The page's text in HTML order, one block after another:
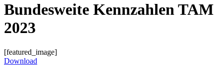
Bundesweite Kennzahlen TAM
2023
[featured_image]
Download